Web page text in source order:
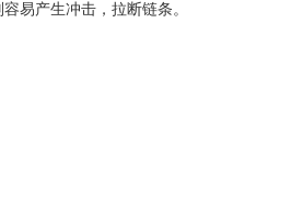
易产生冲击，拉断链条。